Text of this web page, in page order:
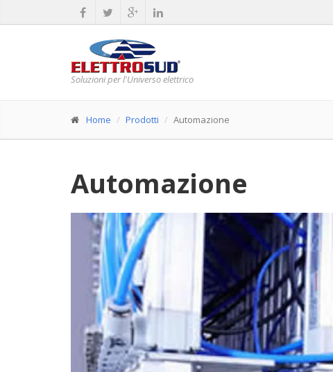
Soluzioni per l'Universo elettrico
Home Prodotti Automazione
Automazione